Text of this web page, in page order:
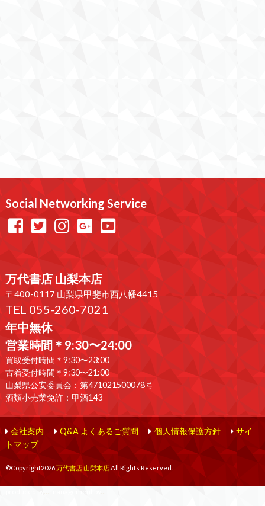
Social Networking Service
万代書店 山梨本店
〒400-0117 山梨県甲斐市西八幡4415
TEL 055-260-7021
年中無休
営業時間＊9:30〜24:00
買取受付時間＊9:30〜23:00
古着受付時間＊9:30〜21:00
山梨県公安委員会：第471021500078号
酒類小売業免許：甲酒143
会社案内 Q&A よくあるご質問 個人情報保護方針
サイ
トマップ
©Copyright2026万代書店 山梨本店.All Rights Reserved.